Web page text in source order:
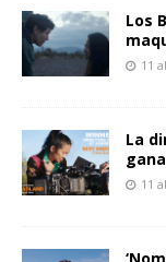
Los
11
La
11